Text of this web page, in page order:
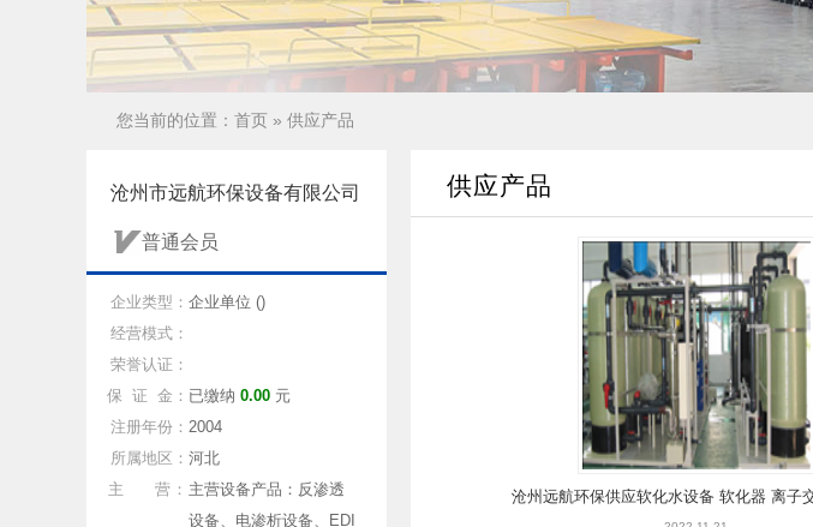
您当前的位置： 首页 » 供应产品
沧州市远航环保设备有限公司
普通会员
企业类型： 企业单位 ()
经营模式：
荣誉认证：
保 证 金： 已缴纳 0.00 元
注册年份： 2004
所属地区： 河北
主 营： 主营设备产品：反渗透
设备、电渗析设备、EDI
供应产品
沧州远航环保供应软化水设备 软化器 离子